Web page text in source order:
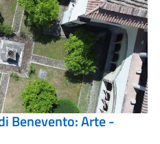
Benevento: Arte -